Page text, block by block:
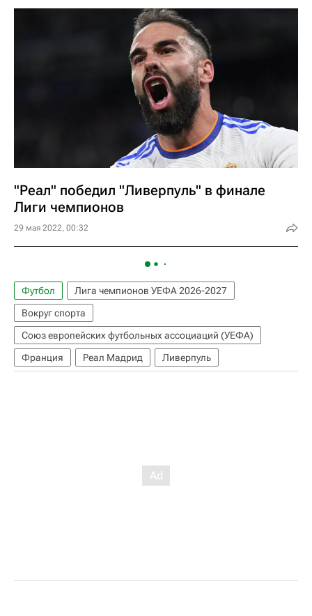
"Реал" победил "Ливерпуль" в финале
Лиги чемпионов
29 мая 2022, 00:32
Футбол
Лига чемпионов УЕФА 2026-2027
Вокруг спорта
Союз европейских футбольных ассоциаций (УЕФА)
Франция
Реал Мадрид Ливерпуль